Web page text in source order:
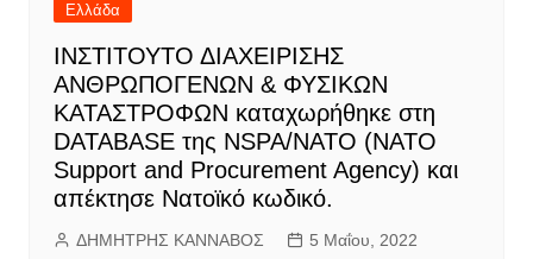
Ελλάδα
IΝΣΤΙΤΟΥΤΟ ΔΙΑΧΕΙΡΙΣΗΣ
ΑΝΘΡΩΠΟΓΕΝΩΝ & ΦΥΣΙΚΩΝ
ΚΑΤΑΣΤΡΟΦΩΝ καταχωρήθηκε στη
DATABASE της NSPA/ΝΑΤΟ (NATO
Support and Procurement Agency) και
απέκτησε Νατοϊκό κωδικό.
ΔΗΜΗΤΡΗΣ ΚΑΝΝΑΒΟΣ
5 Μαΐου, 2022